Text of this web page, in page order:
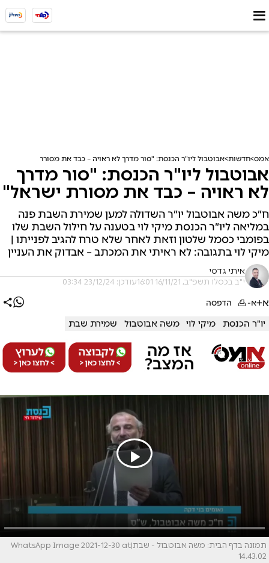
אמס חדשות אבוטבול ליו"ר הכנסת: "סור מדרך לא ראויה – כבד את מסורת ישראל"
אבוטבול ליו"ר הכנסת: "סור מדרך
לא ראויה – כבד את מסורת ישראל"
ח״כ משה אבוטבול יו״ר השדולה למען שמירת השבת פנה
במליאה ליו״ר הכנסת מיקי לוי בטענה על חילול השבת שלו
בפומבי כסמל שלטון וזאת לאחר שלא טרח להגיב לפנייתו |
מיקי לוי בתגובה: לא ראיתי את המכתב – אבדוק את העניין
איתי גדסי
י"ב בכסלו תשפ"ב, 16/11/21 16:01 עודכן: 23/12/24 03:34
א+א- הדפסה
יו"ר הכנסת מיקי לוי משה אבוטבול שמירת שבת
תמונה בדף הבית: משה אבוטבול - שבת|WhatsApp Image 2021-12-30 at
14.43.02